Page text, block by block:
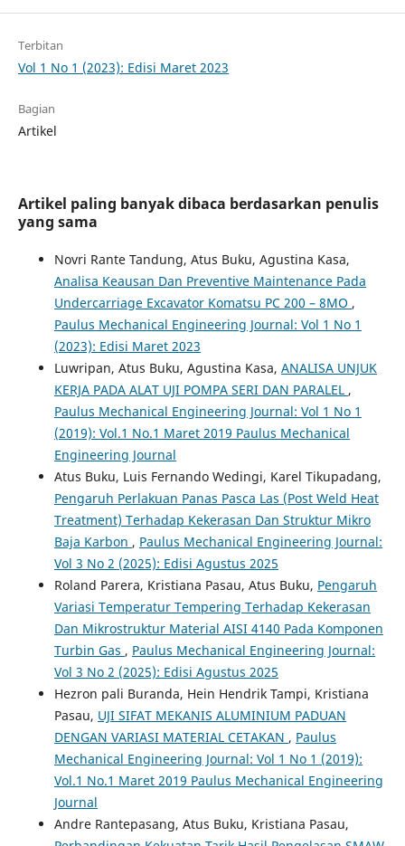
Terbitan
Vol 1 No 1 (2023): Edisi Maret 2023
Bagian
Artikel
Artikel paling banyak dibaca berdasarkan penulis
yang sama
Novri Rante Tandung, Atus Buku, Agustina Kasa,
Analisa Keausan Dan Preventive Maintenance Pada
Undercarriage Excavator Komatsu PC 200 – 8MO ,
Paulus Mechanical Engineering Journal: Vol 1 No 1
(2023): Edisi Maret 2023
Luwripan, Atus Buku, Agustina Kasa, ANALISA UNJUK
KERJA PADA ALAT UJI POMPA SERI DAN PARALEL ,
Paulus Mechanical Engineering Journal: Vol 1 No 1
(2019): Vol.1 No.1 Maret 2019 Paulus Mechanical
Engineering Journal
Atus Buku, Luis Fernando Wedingi, Karel Tikupadang,
Pengaruh Perlakuan Panas Pasca Las (Post Weld Heat
Treatment) Terhadap Kekerasan Dan Struktur Mikro
Baja Karbon , Paulus Mechanical Engineering Journal:
Vol 3 No 2 (2025): Edisi Agustus 2025
Roland Parera, Kristiana Pasau, Atus Buku, Pengaruh
Variasi Temperatur Tempering Terhadap Kekerasan
Dan Mikrostruktur Material AISI 4140 Pada Komponen
Turbin Gas , Paulus Mechanical Engineering Journal:
Vol 3 No 2 (2025): Edisi Agustus 2025
Hezron pali Buranda, Hein Hendrik Tampi, Kristiana
Pasau, UJI SIFAT MEKANIS ALUMINIUM PADUAN
DENGAN VARIASI MATERIAL CETAKAN , Paulus
Mechanical Engineering Journal: Vol 1 No 1 (2019):
Vol.1 No.1 Maret 2019 Paulus Mechanical Engineering
Journal
Andre Rantepasang, Atus Buku, Kristiana Pasau,